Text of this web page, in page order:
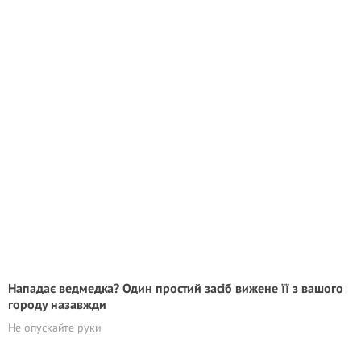
Нападає ведмедка? Один простий засіб вижене її з вашого
городу назавжди
Не опускайте руки